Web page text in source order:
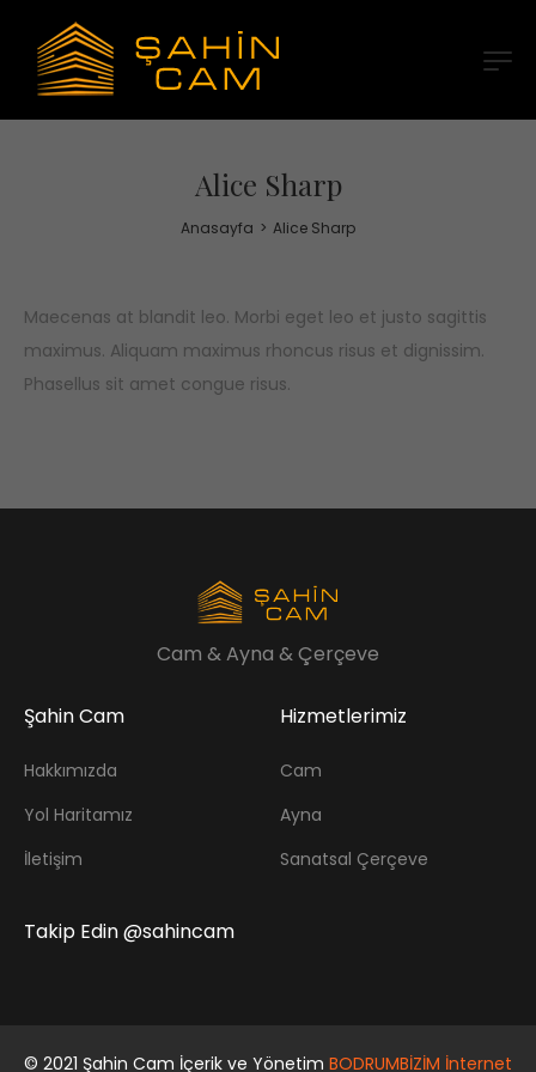
Alice Sharp
Anasayfa > Alice Sharp
Maecenas at blandit leo. Morbi eget leo et justo sagittis
maximus. Aliquam maximus rhoncus risus et dignissim.
Phasellus sit amet congue risus.
Cam & Ayna & Çerçeve
Şahin Cam
Hakkımızda
Yol Haritamız
İletişim
Hizmetlerimiz
Cam
Ayna
Sanatsal Çerçeve
Takip Edin @sahincam
© 2021 Şahin Cam İçerik ve Yönetim BODRUMBİZİM İnternet